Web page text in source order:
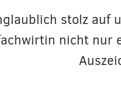
stolz auf
nicht nur